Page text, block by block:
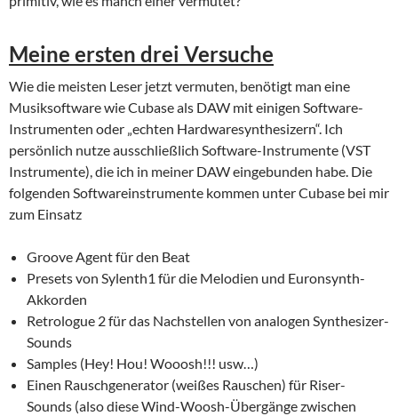
Meine ersten drei Versuche
Wie die meisten Leser jetzt vermuten, benötigt man eine
Musiksoftware wie Cubase als DAW mit einigen Software-
Instrumenten oder „echten Hardwaresynthesizern“. Ich
persönlich nutze ausschließlich Software-Instrumente (VST
Instrumente), die ich in meiner DAW eingebunden habe. Die
folgenden Softwareinstrumente kommen unter Cubase bei mir
zum Einsatz
Groove Agent für den Beat
Presets von Sylenth1 für die Melodien und Euronsynth-
Akkorden
Retrologue 2 für das Nachstellen von analogen Synthesizer-
Sounds
Samples (Hey! Hou! Wooosh!!! usw…)
Einen Rauschgenerator (weißes Rauschen) für Riser-
Sounds (also diese Wind-Woosh-Übergänge zwischen